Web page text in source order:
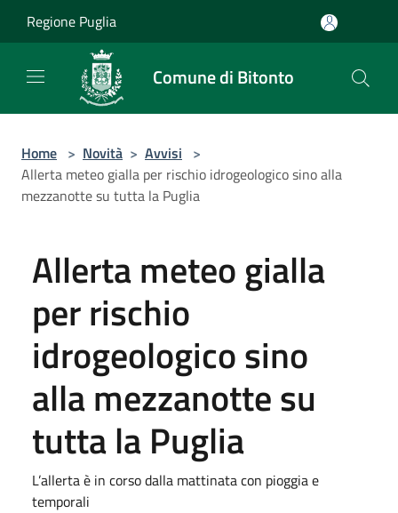
Regione Puglia
Comune di Bitonto
Home > Novità > Avvisi >
Allerta meteo gialla per rischio idrogeologico sino alla
mezzanotte su tutta la Puglia
Allerta meteo gialla
per rischio
idrogeologico sino
alla mezzanotte su
tutta la Puglia
L’allerta è in corso dalla mattinata con pioggia e
temporali